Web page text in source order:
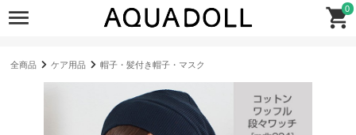
0
全商品 ケア用品 帽子・髪付き帽子・マスク